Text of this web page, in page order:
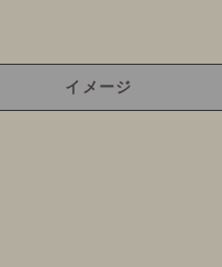
イメージ